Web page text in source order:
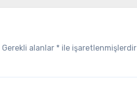
Gerekli alanlar * ile işaretlenmişlerdir